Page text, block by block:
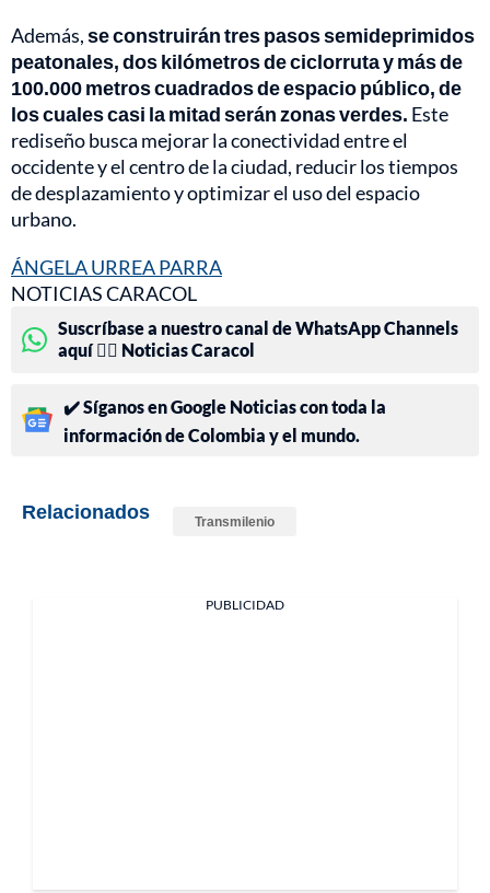
Además,se construirán tres pasos semideprimidos
peatonales, dos kilómetros de ciclorruta y más de
100.000 metros cuadrados de espacio público, de
los cuales casi la mitad serán zonas verdes. Este
rediseño busca mejorar la conectividad entre el
occidente y el centro de la ciudad, reducir los tiempos
de desplazamiento y optimizar el uso del espacio
urbano.
ÁNGELA URREA PARRA
NOTICIAS CARACOL
Suscríbase a nuestro canal de WhatsApp Channels
aquí 👉🏻 Noticias Caracol
✔️ Síganos en Google Noticias con toda la
información de Colombia y el mundo.
Relacionados Transmilenio
PUBLICIDAD